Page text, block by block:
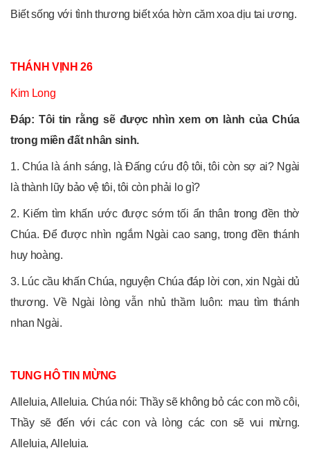
Biết sống với tình thương biết xóa hờn căm xoa dịu tai ương.
THÁNH VỊNH 26
Kim Long
Đáp: Tôi tin rằng sẽ được nhìn xem ơn lành của Chúa
trong miền đất nhân sinh.
1. Chúa là ánh sáng, là Đấng cứu độ tôi, tôi còn sợ ai? Ngài
là thành lũy bảo vệ tôi, tôi còn phải lo gì?
2. Kiếm tìm khấn ước được sớm tối ẩn thân trong đền thờ
Chúa. Để được nhìn ngắm Ngài cao sang, trong đền thánh
huy hoàng.
3. Lúc cầu khấn Chúa, nguyện Chúa đáp lời con, xin Ngài dủ
thương. Về Ngài lòng vẫn nhủ thầm luôn: mau tìm thánh
nhan Ngài.
TUNG HÔ TIN MỪNG
Alleluia, Alleluia. Chúa nói: Thầy sẽ không bỏ các con mồ côi,
Thầy sẽ đến với các con và lòng các con sẽ vui mừng.
Alleluia, Alleluia.